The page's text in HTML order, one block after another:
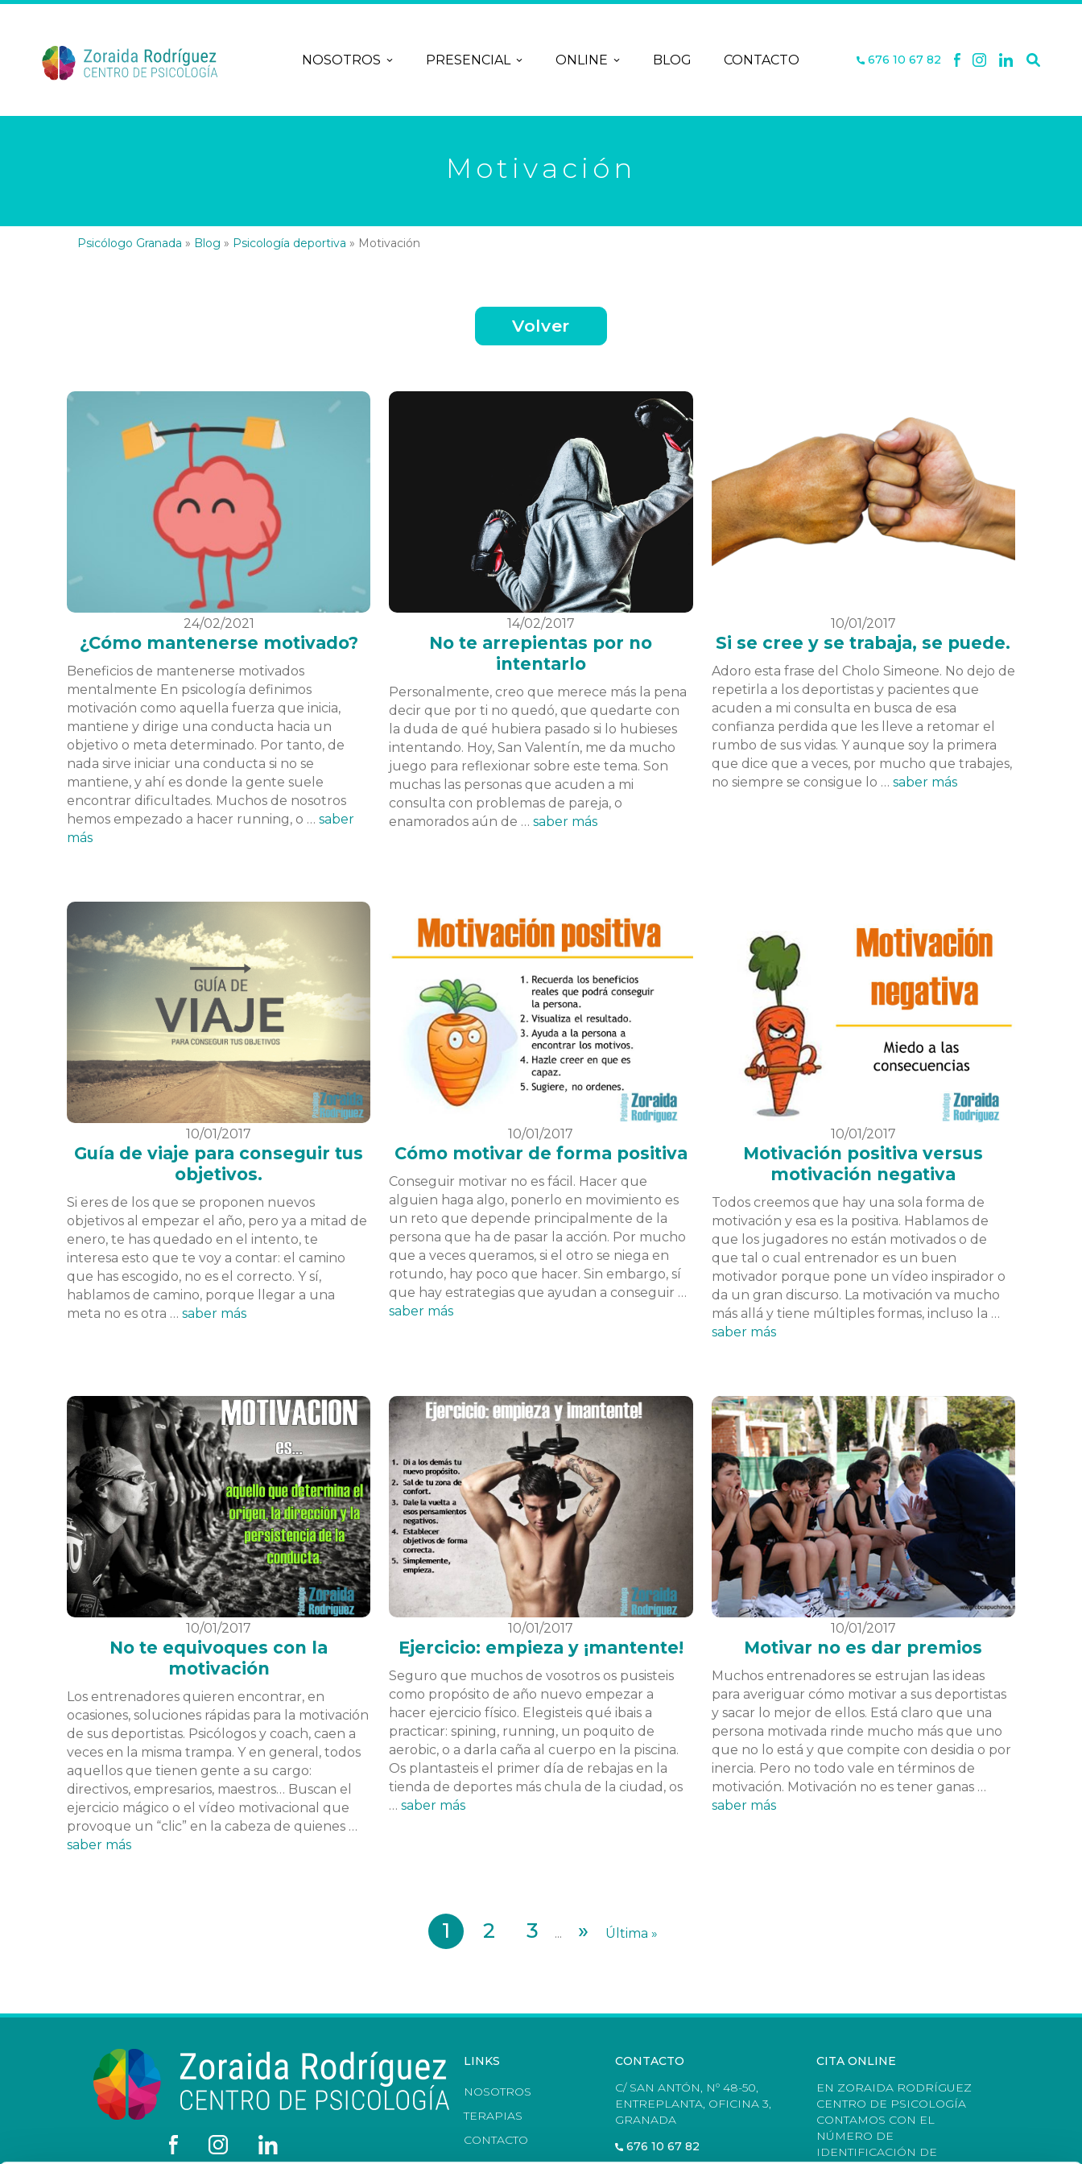
NOSOTROS PRESENCIAL ONLINE BLOG CONTACTO 676 10 67 82
Motivación
Psicólogo Granada » Blog » Psicología deportiva » Motivación
Volver
24/02/2021
¿Cómo mantenerse motivado?
Beneficios de mantenerse motivados
mentalmente En psicología definimos
motivación como aquella fuerza que inicia,
mantiene y dirige una conducta hacia un
objetivo o meta determinado. Por tanto, de
nada sirve iniciar una conducta si no se
mantiene, y ahí es donde la gente suele
encontrar dificultades. Muchos de nosotros
hemos empezado a hacer running, o … saber
más
14/02/2017
No te arrepientas por no
intentarlo
Personalmente, creo que merece más la pena
decir que por ti no quedó, que quedarte con
la duda de qué hubiera pasado si lo hubieses
intentando. Hoy, San Valentín, me da mucho
juego para reflexionar sobre este tema. Son
muchas las personas que acuden a mi
consulta con problemas de pareja, o
enamorados aún de …saber más
10/01/2017
Si se cree y se trabaja, se puede.
Adoro esta frase del Cholo Simeone. No dejo de
repetirla a los deportistas y pacientes que
acuden a mi consulta en busca de esa
confianza perdida que les lleve a retomar el
rumbo de sus vidas. Y aunque soy la primera
que dice que a veces, por mucho que trabajes,
no siempre se consigue lo … saber más
10/01/2017
Guía de viaje para conseguir tus
objetivos.
Si eres de los que se proponen nuevos
objetivos al empezar el año, pero ya a mitad de
enero, te has quedado en el intento, te
interesa esto que te voy a contar: el camino
que has escogido, no es el correcto. Y sí,
hablamos de camino, porque llegar a una
meta no es otra … saber más
10/01/2017
Cómo motivar de forma positiva
Conseguir motivar no es fácil. Hacer que
alguien haga algo, ponerlo en movimiento es
un reto que depende principalmente de la
persona que ha de pasar la acción. Por mucho
que a veces queramos, si el otro se niega en
rotundo, hay poco que hacer. Sin embargo, sí
que hay estrategias que ayudan a conseguir …
saber más
10/01/2017
Motivación positiva versus
motivación negativa
Todos creemos que hay una sola forma de
motivación y esa es la positiva. Hablamos de
que los jugadores no están motivados o de
que tal o cual entrenador es un buen
motivador porque pone un vídeo inspirador o
da un gran discurso. La motivación va mucho
más allá y tiene múltiples formas, incluso la …
saber más
10/01/2017
No te equivoques con la
motivación
Los entrenadores quieren encontrar, en
ocasiones, soluciones rápidas para la motivación
de sus deportistas. Psicólogos y coach, caen a
veces en la misma trampa. Y en general, todos
aquellos que tienen gente a su cargo:
directivos, empresarios, maestros… Buscan el
ejercicio mágico o el vídeo motivacional que
provoque un “clic” en la cabeza de quienes …
saber más
10/01/2017
Ejercicio: empieza y ¡mantente!
Seguro que muchos de vosotros os pusisteis
como propósito de año nuevo empezar a
hacer ejercicio físico. Elegisteis qué ibais a
practicar: spining, running, un poquito de
aerobic, o a darla caña al cuerpo en la piscina.
Os plantasteis el primer día de rebajas en la
tienda de deportes más chula de la ciudad, os
…saber más
10/01/2017
Motivar no es dar premios
Muchos entrenadores se estrujan las ideas
para averiguar cómo motivar a sus deportistas
y sacar lo mejor de ellos. Está claro que una
persona motivada rinde mucho más que uno
que no lo está y que compite con desidia o por
inercia. Pero no todo vale en términos de
motivación. Motivación no es tener ganas …
saber más
1 2 3 ... » Última »
LINKS
NOSOTROS
TERAPIAS
CONTACTO
CONTACTO
C/ SAN ANTÓN, Nº 48-50,
ENTREPLANTA, OFICINA 3,
GRANADA
676 10 67 82
CITA ONLINE
EN ZORAIDA RODRÍGUEZ
CENTRO DE PSICOLOGÍA
CONTAMOS CON EL
NÚMERO DE
IDENTIFICACIÓN DE